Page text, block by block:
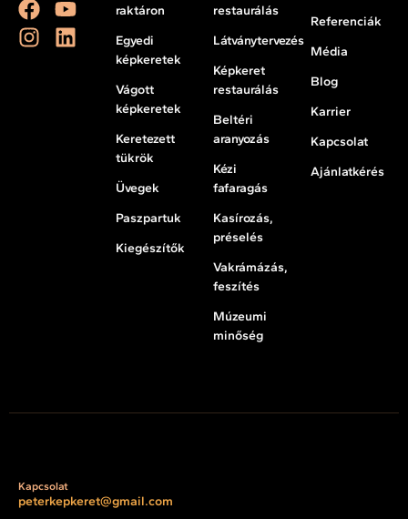
raktáron
Egyedi
képkeretek
Vágott
képkeretek
Keretezett
tükrök
Üvegek
Paszpartuk
Kiegészítők
restaurálás
Látványtervezés
Képkeret
restaurálás
Beltéri
aranyozás
Kézi
fafaragás
Kasírozás,
préselés
Vakrámázás,
feszítés
Múzeumi
minőség
Referenciák
Média
Blog
Karrier
Kapcsolat
Ajánlatkérés
Kapcsolat
peterkepkeret@gmail.com